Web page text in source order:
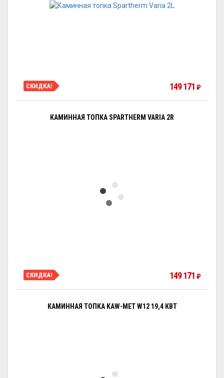
СКИДКА! 149 171 ₽
КАМИННАЯ ТОПКА SPARTHERM VARIA 2R
СКИДКА! 149 171 ₽
КАМИННАЯ ТОПКА KAW-MET W12 19,4 КВТ